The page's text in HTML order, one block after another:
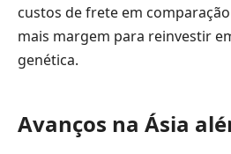
custos de frete em
mais margem para reinvestir
genética.
Avanços na Ásia